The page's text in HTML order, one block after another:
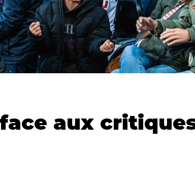
aux